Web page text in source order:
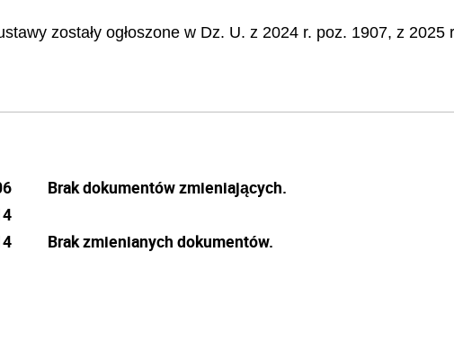
zostały ogłoszone w Dz. U. z 2024 r. poz. 1907, z
Brak dokumentów zmieniających.
Brak zmienianych dokumentów.